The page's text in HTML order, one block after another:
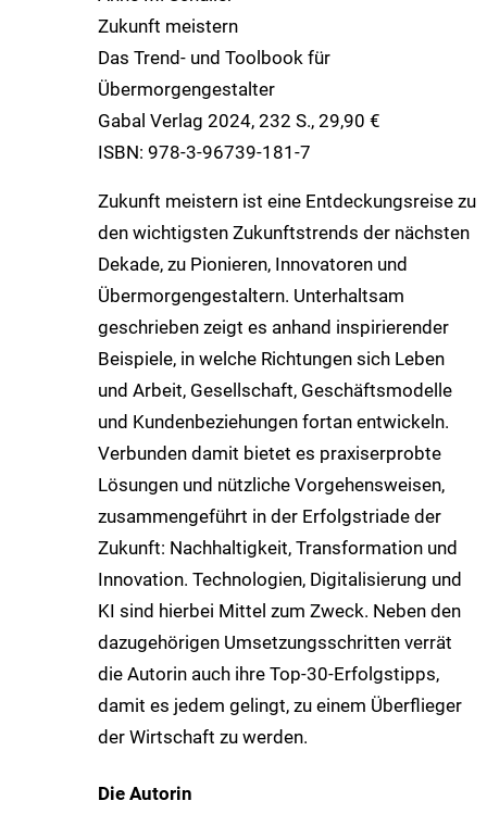
Zukunft meistern
Das Trend- und Toolbook für
Übermorgengestalter
Gabal Verlag 2024, 232 S., 29,90 €
ISBN: 978-3-96739-181-7
Zukunft meistern ist eine Entdeckungsreise zu
den wichtigsten Zukunftstrends der nächsten
Dekade, zu Pionieren, Innovatoren und
Übermorgengestaltern. Unterhaltsam
geschrieben zeigt es anhand inspirierender
Beispiele, in welche Richtungen sich Leben
und Arbeit, Gesellschaft, Geschäftsmodelle
und Kundenbeziehungen fortan entwickeln.
Verbunden damit bietet es praxiserprobte
Lösungen und nützliche Vorgehensweisen,
zusammengeführt in der Erfolgstriade der
Zukunft: Nachhaltigkeit, Transformation und
Innovation. Technologien, Digitalisierung und
KI sind hierbei Mittel zum Zweck. Neben den
dazugehörigen Umsetzungsschritten verrät
die Autorin auch ihre Top-30-Erfolgstipps,
damit es jedem gelingt, zu einem Überflieger
der Wirtschaft zu werden.
Die Autorin